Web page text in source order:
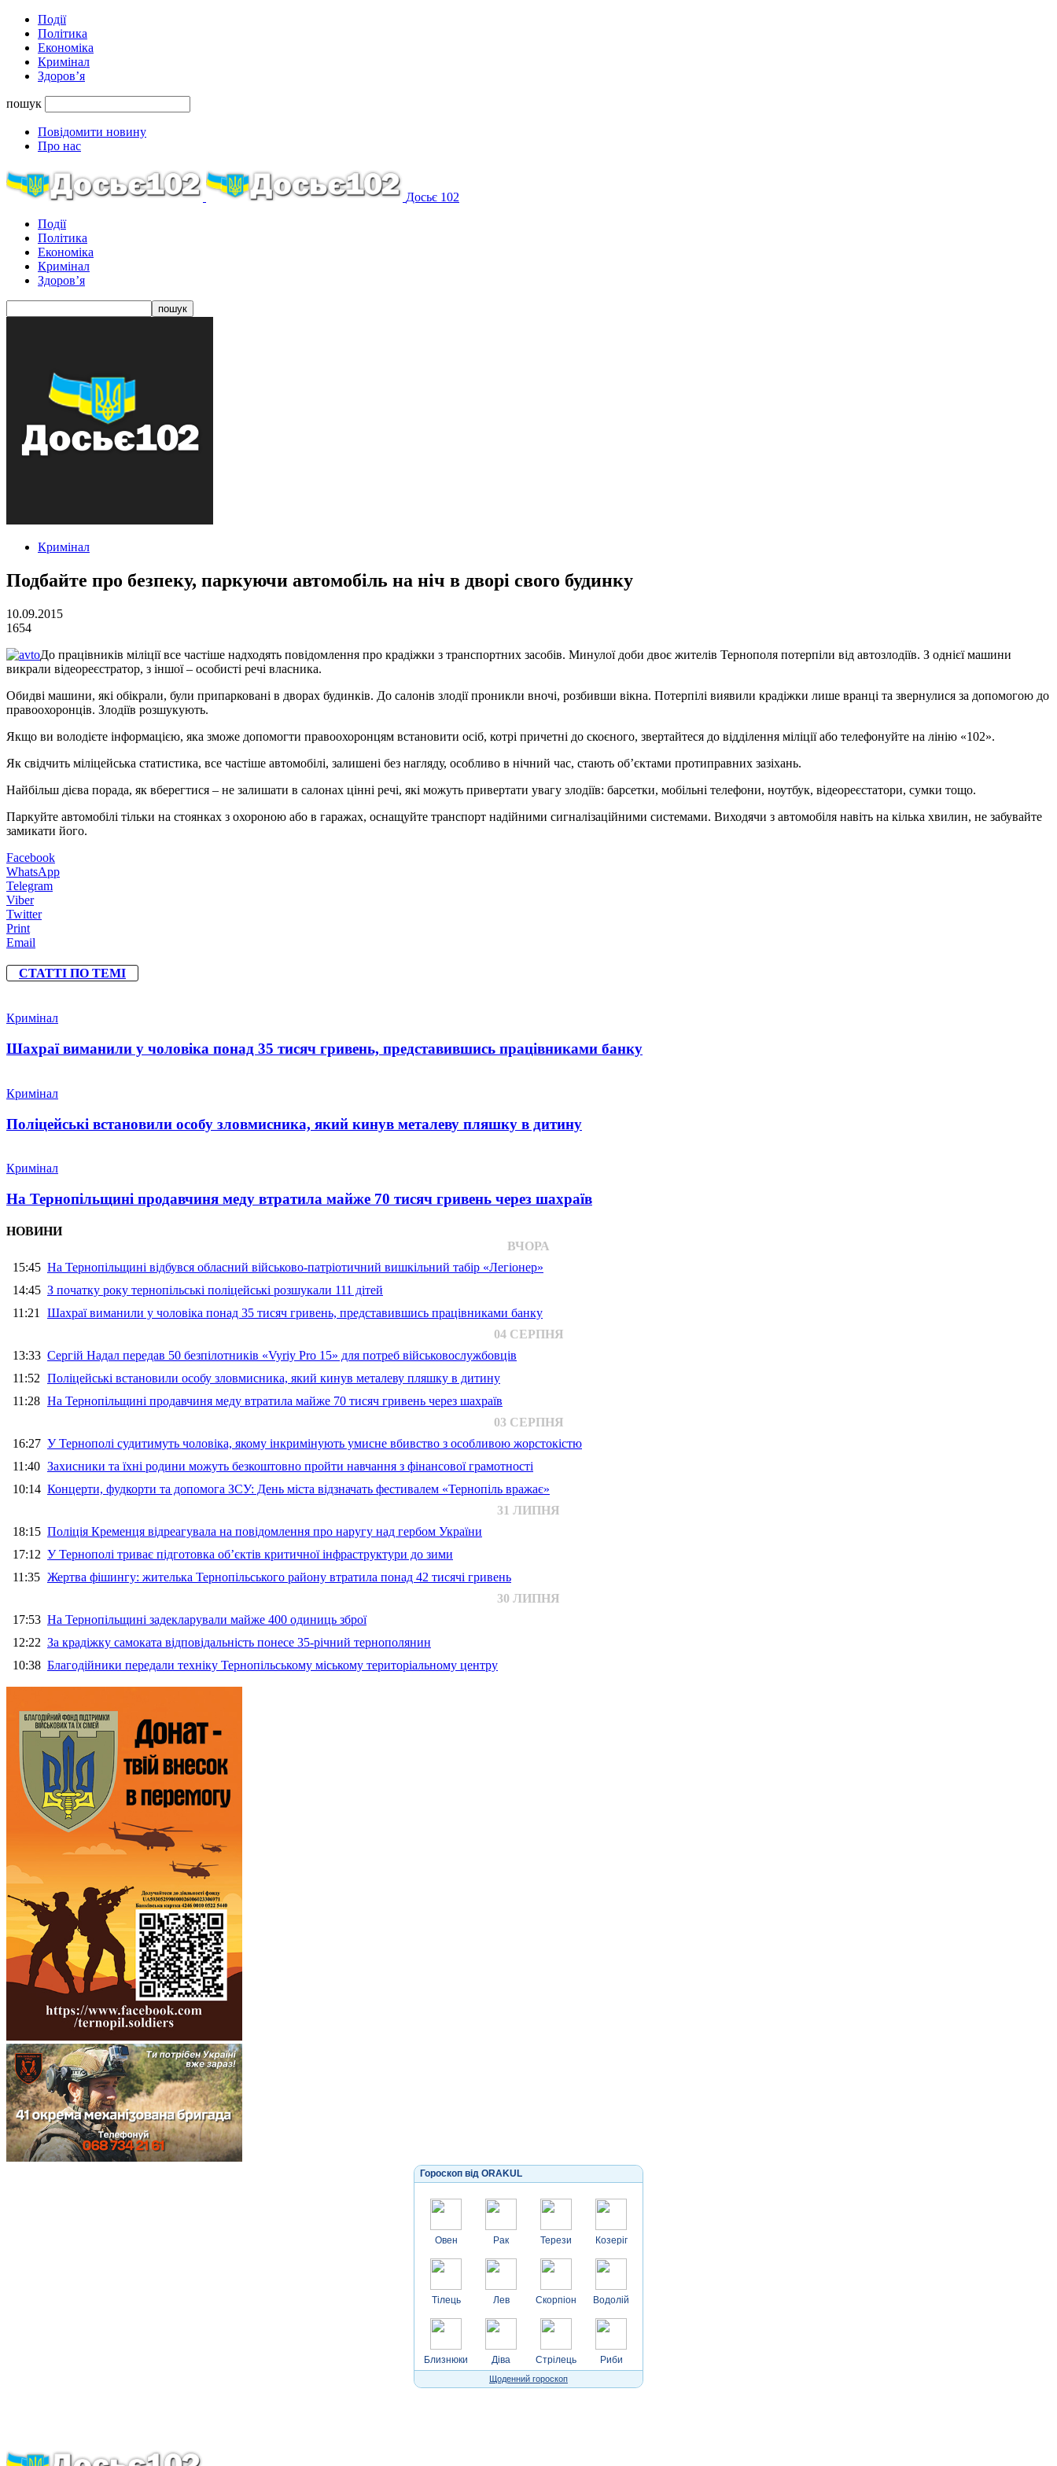
Події
Політика
Економіка
Кримінал
Здоров’я
пошук
Повідомити новину
Про нас
Досьє 102
Події
Політика
Економіка
Кримінал
Здоров’я
Кримінал
Подбайте про безпеку, паркуючи автомобіль на ніч в дворі свого будинку
10.09.2015
1654
До працівників міліції все частіше надходять повідомлення про крадіжки з транспортних засобів. Минулої доби двоє жителів Тернополя потерпіли від автозлодіїв. З однієї машини
викрали відеореєстратор, з іншої – особисті речі власника.
Обидві машини, які обікрали, були припарковані в дворах будинків. До салонів злодії проникли вночі, розбивши вікна. Потерпілі виявили крадіжки лише вранці та звернулися за допомогою до
правоохоронців. Злодіїв розшукують.
Якщо ви володієте інформацією, яка зможе допомогти правоохоронцям встановити осіб, котрі причетні до скоєного, звертайтеся до відділення міліції або телефонуйте на лінію «102».
Як свідчить міліцейська статистика, все частіше автомобілі, залишені без нагляду, особливо в нічний час, стають об’єктами протиправних зазіхань.
Найбільш дієва порада, як вберегтися – не залишати в салонах цінні речі, які можуть привертати увагу злодіїв: барсетки, мобільні телефони, ноутбук, відеореєстатори, сумки тощо.
Паркуйте автомобілі тільки на стоянках з охороною або в гаражах, оснащуйте транспорт надійними сигналізаційними системами. Виходячи з автомобіля навіть на кілька хвилин, не забувайте
замикати його.
Facebook
WhatsApp
Telegram
Viber
Twitter
Print
Email
СТАТТІ ПО ТЕМІ
Кримінал
Шахраї виманили у чоловіка понад 35 тисяч гривень, представившись працівниками банку
Кримінал
Поліцейські встановили особу зловмисника, який кинув металеву пляшку в дитину
Кримінал
На Тернопільщині продавчиня меду втратила майже 70 тисяч гривень через шахраїв
НОВИНИ
ВЧОРА
15:45 На Тернопільщині відбувся обласний військово-патріотичний вишкільний табір «Легіонер»
14:45 З початку року тернопільські поліцейські розшукали 111 дітей
11:21 Шахраї виманили у чоловіка понад 35 тисяч гривень, представившись працівниками банку
04 СЕРПНЯ
13:33 Сергій Надал передав 50 безпілотників «Vyriy Pro 15» для потреб військовослужбовців
11:52 Поліцейські встановили особу зловмисника, який кинув металеву пляшку в дитину
11:28 На Тернопільщині продавчиня меду втратила майже 70 тисяч гривень через шахраїв
03 СЕРПНЯ
16:27 У Тернополі судитимуть чоловіка, якому інкримінують умисне вбивство з особливою жорстокістю
11:40 Захисники та їхні родини можуть безкоштовно пройти навчання з фінансової грамотності
10:14 Концерти, фудкорти та допомога ЗСУ: День міста відзначать фестивалем «Тернопіль вражає»
31 ЛИПНЯ
18:15 Поліція Кременця відреагувала на повідомлення про наругу над гербом України
17:12 У Тернополі триває підготовка об’єктів критичної інфраструктури до зими
11:35 Жертва фішингу: жителька Тернопільського району втратила понад 42 тисячі гривень
30 ЛИПНЯ
17:53 На Тернопільщині задекларували майже 400 одиниць зброї
12:22 За крадіжку самоката відповідальність понесе 35-річний тернополянин
10:38 Благодійники передали техніку Тернопільському міському територіальному центру
Гороскоп від ORAKUL
Овен
Тілець
Близнюки
Рак
Лев
Діва
Терези
Скорпіон
Стрілець
Козеріг
Водолій
Риби
Щоденний гороскоп